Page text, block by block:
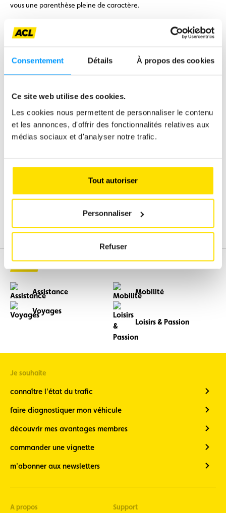
Consentement Détails À propos des cookies
Ce site web utilise des cookies.
Les cookies nous permettent de personnaliser le contenu
et les annonces, d'offrir des fonctionnalités relatives aux
médias sociaux et d'analyser notre trafic.
Tout autoriser
Personnaliser
Refuser
vous une parenthèse pleine de caractère.
Comment bénéficier de l’avantage ACL :
Réservez directement auprès de l’hôtel via :
et mentionnez le code ACL Oldtimer 2025 lors de votre demande.
Hotel Moselschlösschen**** An der Mosel 15 56841 Traben-
Voir
l’image
grand
l’imagel’image
suivante
Assistance Mobilité
Voyages
Loisirs & Passion
Je souhaite
connaître l'état du trafic
faire diagnostiquer mon véhicule
découvrir mes avantages membres
commander une vignette
m'abonner aux newsletters
A propos Support